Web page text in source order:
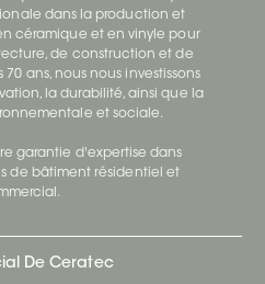
dans la production et
céramique et en vinyle pour
de construction et de
ans, nous nous investissons
la durabilité, ainsi que la
et sociale.
garantie d'expertise dans
de bâtiment résidentiel et
De Ceratec